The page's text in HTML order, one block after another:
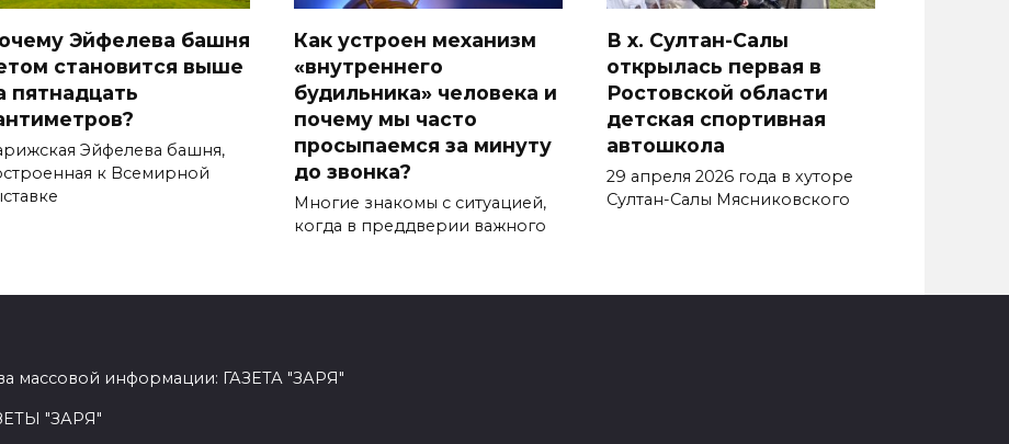
Эйфелева башня
становится выше
пятнадцать
Эйфелева башня,
к Всемирной
Как устроен механизм
«внутреннего
будильника» человека и
почему мы часто
просыпаемся за минуту
до звонка?
Многие знакомы с ситуацией,
когда в преддверии важного
В х. Султан-Салы
открылась первая в
Ростовской области
детская спортивная
автошкола
29 апреля 2026 года в хуторе
Султан-Салы Мясниковского
массовой информации: ГАЗЕТА "ЗАРЯ"
"ЗАРЯ"